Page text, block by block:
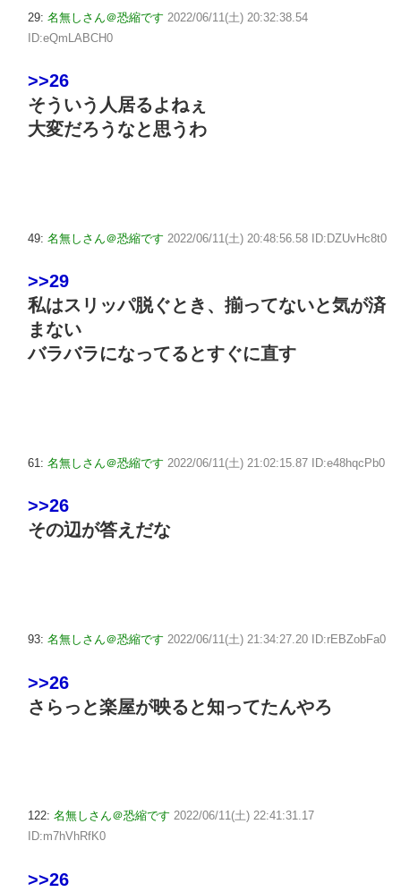
29: 名無しさん＠恐縮です 2022/06/11(土) 20:32:38.54
ID:eQmLABCH0
>>26
そういう人居るよねぇ
大変だろうなと思うわ
49: 名無しさん＠恐縮です 2022/06/11(土) 20:48:56.58 ID:DZUvHc8t0
>>29
私はスリッパ脱ぐとき、揃ってないと気が済
まない
バラバラになってるとすぐに直す
61: 名無しさん＠恐縮です 2022/06/11(土) 21:02:15.87 ID:e48hqcPb0
>>26
その辺が答えだな
93: 名無しさん＠恐縮です 2022/06/11(土) 21:34:27.20 ID:rEBZobFa0
>>26
さらっと楽屋が映ると知ってたんやろ
122: 名無しさん＠恐縮です 2022/06/11(土) 22:41:31.17
ID:m7hVhRfK0
>>26